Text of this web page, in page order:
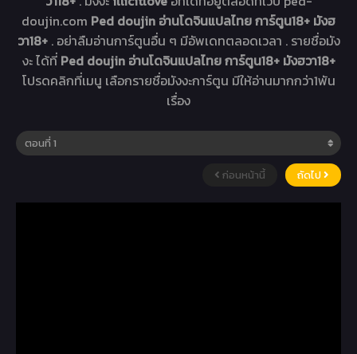
doujin.com Ped doujin อ่านโดจินแปลไทย การ์ตูน18+ มังฮ
วา18+ . อย่าลืมอ่านการ์ตูนอื่น ๆ มีอัพเดทตลอดเวลา . รายชื่อมัง
งะ ได้ที่ Ped doujin อ่านโดจินแปลไทย การ์ตูน18+ มังฮวา18+
โปรดคลิกที่เมนู เลือกรายชื่อมังงะการ์ตูน มีให้อ่านมากกว่า1พัน
เรื่อง
ก่อนหน้านี้ ถัดไป